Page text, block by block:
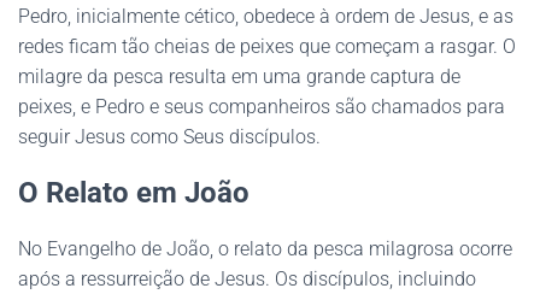
Pedro, inicialmente cético, obedece à ordem de Jesus, e as
redes ficam tão cheias de peixes que começam a rasgar. O
milagre da pesca resulta em uma grande captura de
peixes, e Pedro e seus companheiros são chamados para
seguir Jesus como Seus discípulos.
O Relato em João
No Evangelho de João, o relato da pesca milagrosa ocorre
após a ressurreição de Jesus. Os discípulos, incluindo